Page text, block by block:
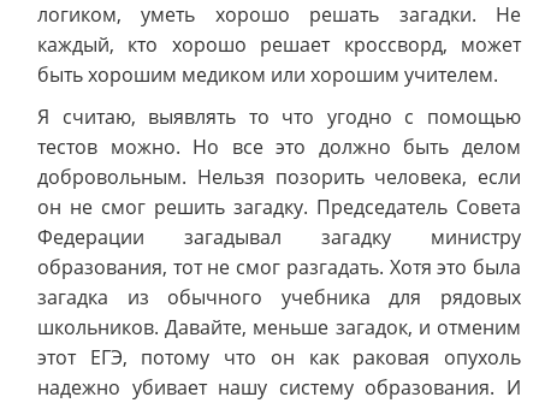
логиком, уметь хорошо решать загадки. Не
каждый, кто хорошо решает кроссворд, может
быть хорошим медиком или хорошим учителем.
Я считаю, выявлять то что угодно с помощью
тестов можно. Но все это должно быть делом
добровольным. Нельзя позорить человека, если
он не смог решить загадку. Председатель Совета
Федерации загадывал загадку министру
образования, тот не смог разгадать. Хотя это была
загадка из обычного учебника для рядовых
школьников. Давайте, меньше загадок, и отменим
этот ЕГЭ, потому что он как раковая опухоль
надежно убивает нашу систему образования. И